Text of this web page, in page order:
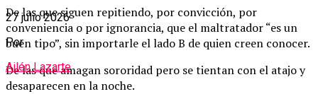
De las que siguen repitiendo, por convicción, por
conveniencia o por ignorancia, que el maltratador “es un
buen tipo”, sin importarle el lado B de quien creen conocer.
De las que amagan sororidad pero se tientan con el atajo y
desaparecen en la noche.
27 julio 2026
Por
Ailén Lazarte